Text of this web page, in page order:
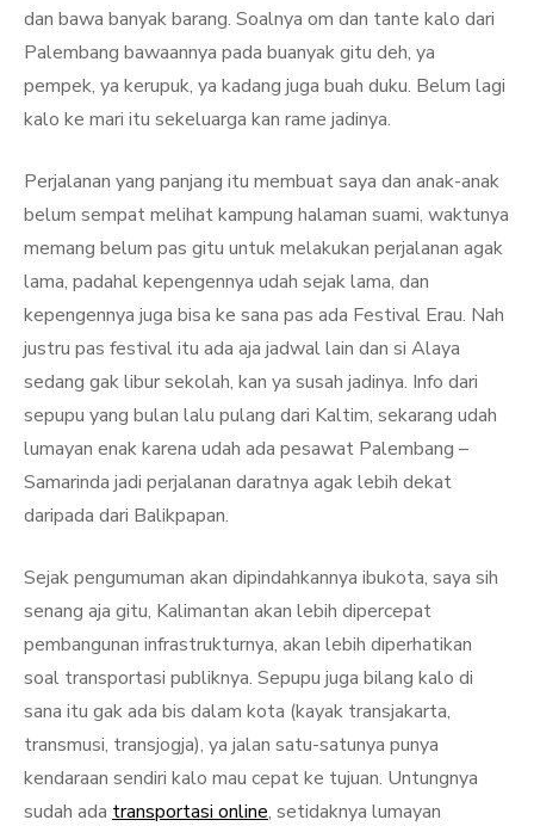
dan bawa banyak barang. Soalnya om dan tante kalo dari
Palembang bawaannya pada buanyak gitu deh, ya
pempek, ya kerupuk, ya kadang juga buah duku. Belum lagi
kalo ke mari itu sekeluarga kan rame jadinya.
Perjalanan yang panjang itu membuat saya dan anak-anak
belum sempat melihat kampung halaman suami, waktunya
memang belum pas gitu untuk melakukan perjalanan agak
lama, padahal kepengennya udah sejak lama, dan
kepengennya juga bisa ke sana pas ada Festival Erau. Nah
justru pas festival itu ada aja jadwal lain dan si Alaya
sedang gak libur sekolah, kan ya susah jadinya. Info dari
sepupu yang bulan lalu pulang dari Kaltim, sekarang udah
lumayan enak karena udah ada pesawat Palembang –
Samarinda jadi perjalanan daratnya agak lebih dekat
daripada dari Balikpapan.
Sejak pengumuman akan dipindahkannya ibukota, saya sih
senang aja gitu, Kalimantan akan lebih dipercepat
pembangunan infrastrukturnya, akan lebih diperhatikan
soal transportasi publiknya. Sepupu juga bilang kalo di
sana itu gak ada bis dalam kota (kayak transjakarta,
transmusi, transjogja), ya jalan satu-satunya punya
kendaraan sendiri kalo mau cepat ke tujuan. Untungnya
sudah ada transportasi online, setidaknya lumayan